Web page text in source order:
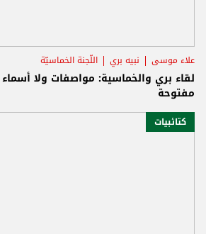
علاء موسى نبيه بري اللّجنة الخماسيّة
لقاء بري والخماسية: مواصفات ولا
مفتوحة
كتائبيات